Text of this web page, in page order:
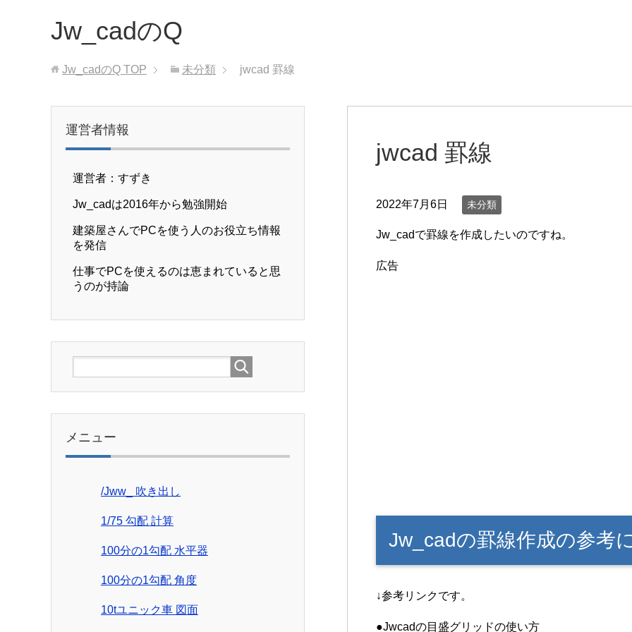
Jw_cadのQ
Jw_cadのQ TOP 未分類 jwcad 罫線
jwcad 罫線
2022年7月6日 未分類
Jw_cadで罫線を作成したいのですね。
広告
Jw_cadの罫線作成の参考
↓参考リンクです。
●Jwcadの目盛グリッドの使い方
運営者情報
運営者：すずき
Jw_cadは2016年から勉強開始
建築屋さんでPCを使う人のお役立ち情報
を発信
仕事でPCを使えるのは恵まれていると思
うのが持論
メニュー
/Jww_ 吹き出し
1/75 勾配 計算
100分の1勾配 水平器
100分の1勾配 角度
10tユニック車 図面